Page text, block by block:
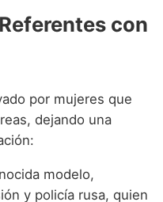
con
por mujeres que
dejando una
modelo,
y policía rusa, quien